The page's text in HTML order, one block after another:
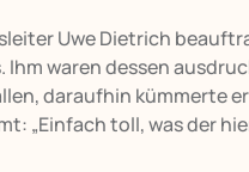
Uwe Dietrich
Ihm waren dessen
daraufhin kümmerte
„Einfach toll, was der